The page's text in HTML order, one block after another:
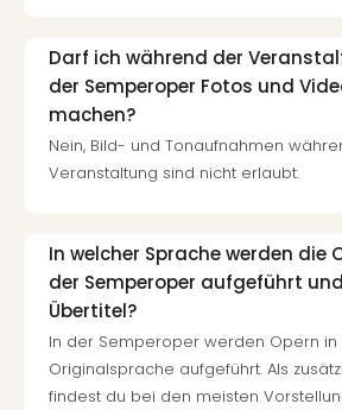
Darf ich während der
der Semperoper Fotos und
machen?
Nein, Bild- und Tonaufnahmen
Veranstaltung sind nicht erlaubt.
In welcher Sprache werden die
der Semperoper aufgeführt
Übertitel?
In der Semperoper werden Opern
Originalsprache aufgeführt. Als
findest du bei den meisten